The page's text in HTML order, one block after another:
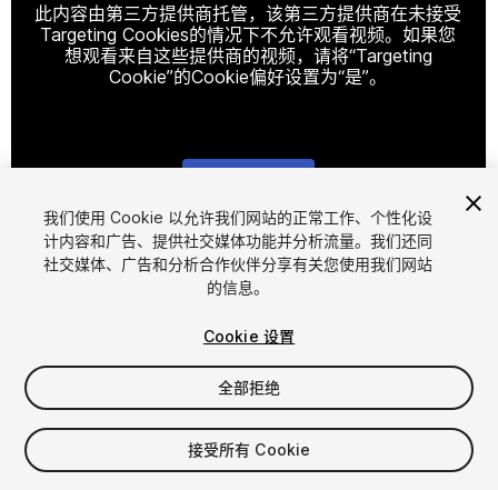
此内容由第三方提供商托管，该第三方提供商在未接受
Targeting Cookies的情况下不允许观看视频。如果您
想观看来自这些提供商的视频，请将“Targeting
Cookie”的Cookie偏好设置为“是”。
1/3
$14.99
增值税将在结算时计算
我们使用 Cookie 以允许我们网站的正常工作、个性化设
计内容和广告、提供社交媒体功能并分析流量。我们还同
社交媒体、广告和分析合作伙伴分享有关您使用我们网站
的信息。
Cookie 设置
全部拒绝
接受所有 Cookie